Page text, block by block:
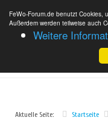
FeWo-Forum.de benutzt Cookies,
Außerdem werden teilweise auch
Weitere
Aktuelle Seite: Startseite